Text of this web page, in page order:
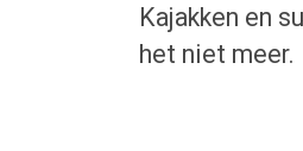
Kajakken en
het niet meer.